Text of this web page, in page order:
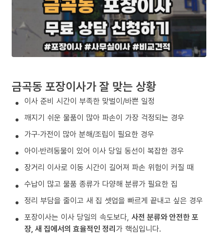
금곡동 포장이사가 잘 맞는 상황
이사 준비 시간이 부족한 맞벌이/바쁜 일정
깨지기 쉬운 물품이 많아 파손이 가장 걱정되는 경우
가구·가전이 많아 분해/조립이 필요한 경우
아이·반려동물이 있어 이사 당일 동선이 복잡한 경우
장거리 이사로 이동 시간이 길어져 파손 위험이 커질 때
수납이 많고 물품 종류가 다양해 분류가 필요한 집
정리 부담을 줄이고 새 집 셋업을 빠르게 끝내고 싶은 경우
포장이사는 이사 당일의 속도보다, 사전 분류와 안전한 포
장, 새 집에서의 효율적인 정리가 핵심입니다.